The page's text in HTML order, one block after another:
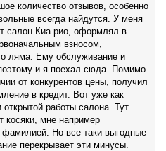
количество отзывов, особенно
всегда найдутся. У меня
салон Киа рио, оформлял в
взносом,
ляма. Ему обслуживание и
и я поехал сюда. Помимо
от конкурентов цены, получил
в кредит. Вот уже как
работы салона. Тут
косяки, мне например
фамилией. Но все таки выгодные
перекрывает эти минусы.